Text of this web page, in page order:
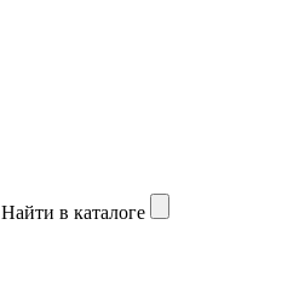
Найти в каталоге